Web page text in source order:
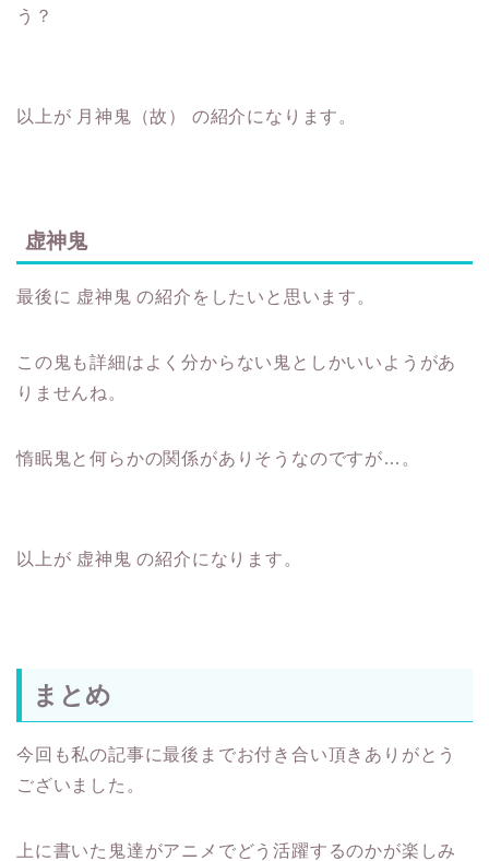
う？
以上が 月神鬼（故） の紹介になります。
虚神鬼
最後に 虚神鬼 の紹介をしたいと思います。
この鬼も詳細はよく分からない鬼としかいいようがあ
りませんね。
惰眠鬼と何らかの関係がありそうなのですが…。
以上が 虚神鬼 の紹介になります。
まとめ
今回も私の記事に最後までお付き合い頂きありがとう
ございました。
上に書いた鬼達がアニメでどう活躍するのかが楽しみ